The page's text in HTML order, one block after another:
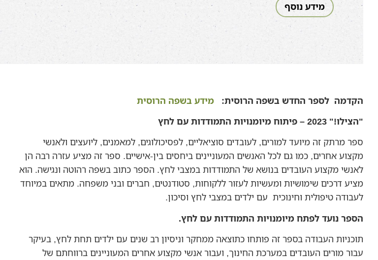
מידע נוסף
הקדמה לספר החדש בשפה הרוסית:
מידע בשפה הרוסית
"הצילו!" 2023
– פיתוח מיומנויות התמודדות עם לחץ
ספר מרתק זה מיועד למורים, לעובדים סוציאליים, לפסיכולוגים, למאמנים, ליועצים ולאנשי
מקצוע אחרים, כמו גם לכל האנשים המעוניינים ביחסים בין-אישיים. ספר זה מציע עזרה רבה הן
לאנשי מקצוע העובדים בנושא של התמודדות במצבי לחץ. הספר כתוב בשפה רהוטה ונגישה. הוא
מציע דרכים שימושיות ומעשיות לעזור ללקוחות, סטודנטים, חברים ובני משפחה. מתאים במיוחד
לעבודה טיפולית וחינוכית עם ילדים במצבי לחץ וסיכון.
הספר נועד לפתח מיומנויות התמודדות עם לחץ.
תוכניות העבודה בספר זה פותחו כתוצאה ממחקר וניסיון רב שנים עם ילדים תחת לחץ, בעיקר
עבור מורים העובדים במערכת החינוך, ועבור אנשי מקצוע אחרים המעוניינים ברווחתם של